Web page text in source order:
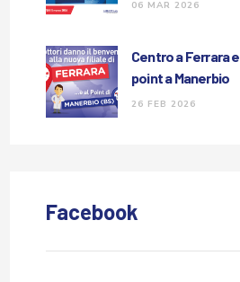
06 MAR 2026
Centro a Ferrara e
point a Manerbio
26 FEB 2026
Facebook